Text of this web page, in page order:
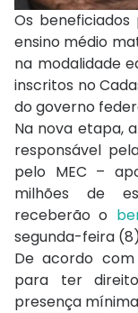
Os
ensino médio
na modalidade
inscritos no
do governo
Na nova etapa,
responsável
pelo MEC –
milhões de
receberão o
segunda-feira
De acordo com
para ter
presença